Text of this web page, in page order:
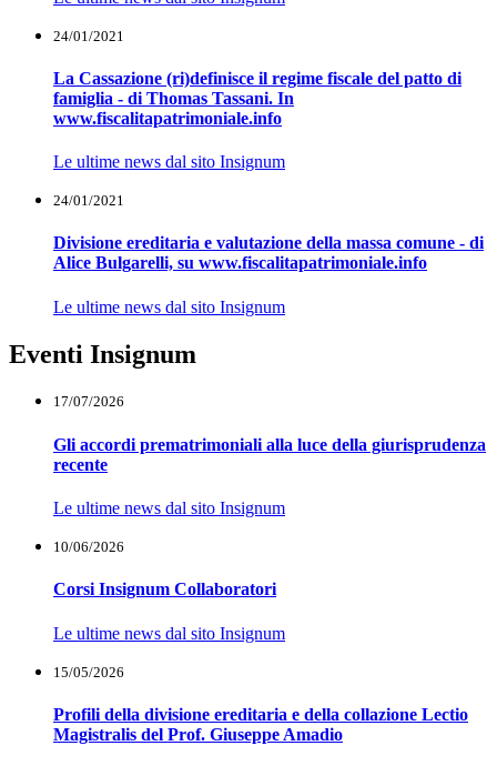
24/01/2021
La Cassazione (ri)definisce il regime fiscale del patto di
famiglia - di Thomas Tassani. In
www.fiscalitapatrimoniale.info
Le ultime news dal sito Insignum
24/01/2021
Divisione ereditaria e valutazione della massa comune - di
Alice Bulgarelli, su www.fiscalitapatrimoniale.info
Le ultime news dal sito Insignum
Eventi Insignum
17/07/2026
Gli accordi prematrimoniali alla luce della giurisprudenza
recente
Le ultime news dal sito Insignum
10/06/2026
Corsi Insignum Collaboratori
Le ultime news dal sito Insignum
15/05/2026
Profili della divisione ereditaria e della collazione Lectio
Magistralis del Prof. Giuseppe Amadio